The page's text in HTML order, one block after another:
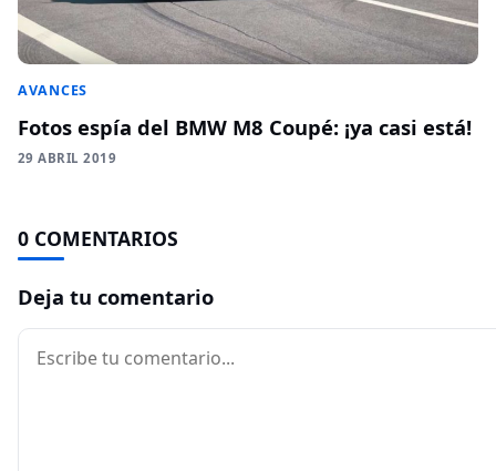
AVANCES
Fotos espía del BMW M8 Coupé: ¡ya casi está!
29 ABRIL 2019
0 COMENTARIOS
Deja tu comentario
Comentario